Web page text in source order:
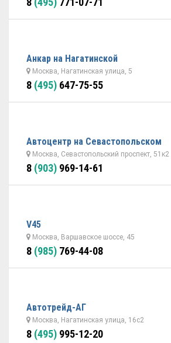
Анкар на Нагатинской
Москва, Нагатинская улица, 5
8 (495) 647-75-55
Автоцентр на Севастопольском
Москва, Севастопольский проспект, 51к2
8 (903) 969-14-61
V45
Москва, Варшавское шоссе, 45
8 (985) 769-44-08
Автотрейд-АГ
Москва, Нагатинская улица, 16с2
8 (495) 995-12-20